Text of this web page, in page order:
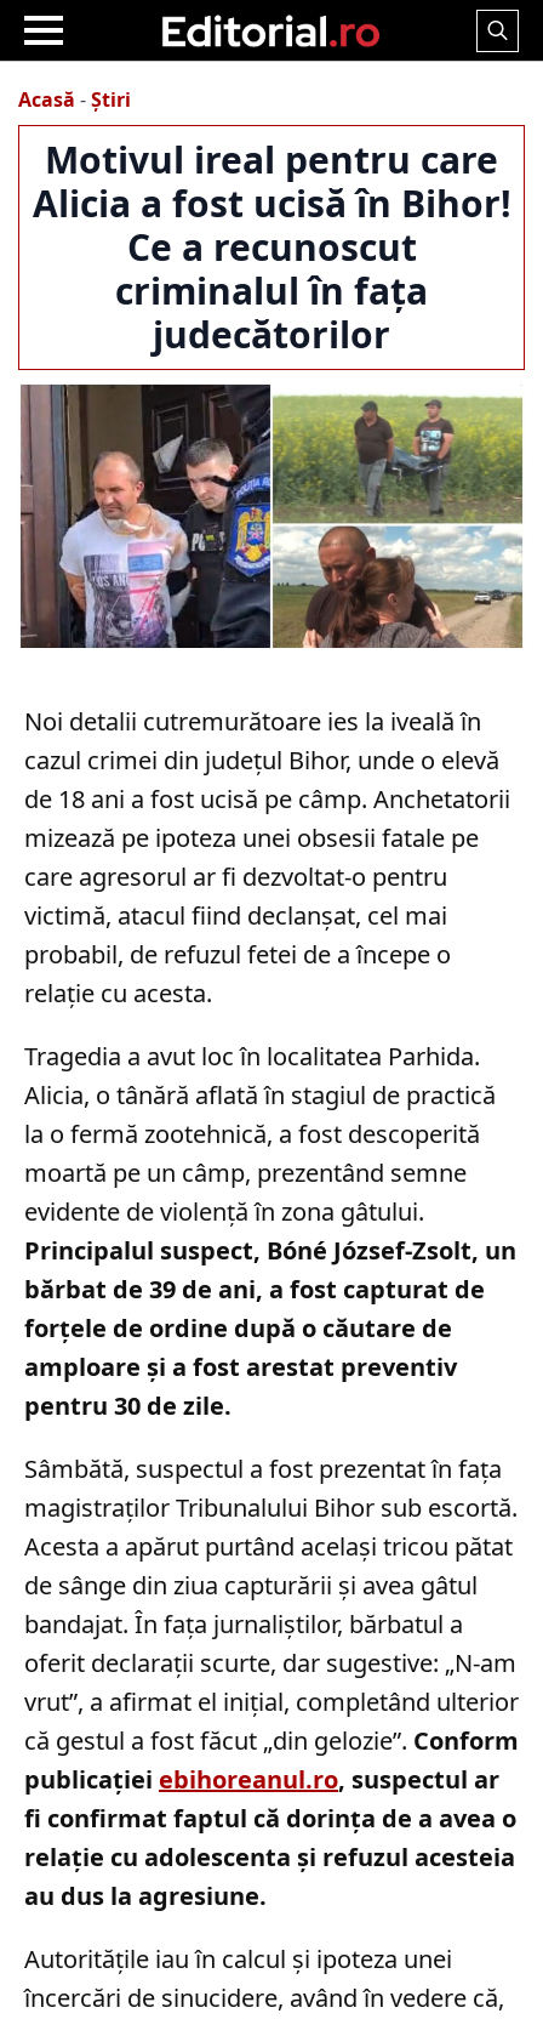
Search
Acasă -Știri
Motivul ireal pentru care
Alicia a fost ucisă în Bihor!
Ce a recunoscut
criminalul în fața
judecătorilor
Noi detalii cutremurătoare ies la iveală în
cazul crimei din județul Bihor, unde o elevă
de 18 ani a fost ucisă pe câmp. Anchetatorii
mizează pe ipoteza unei obsesii fatale pe
care agresorul ar fi dezvoltat-o pentru
victimă, atacul fiind declanșat, cel mai
probabil, de refuzul fetei de a începe o
relație cu acesta.
Tragedia a avut loc în localitatea Parhida.
Alicia, o tânără aflată în stagiul de practică
la o fermă zootehnică, a fost descoperită
moartă pe un câmp, prezentând semne
evidente de violență în zona gâtului.
Principalul suspect, Bóné József-Zsolt, un
bărbat de 39 de ani, a fost capturat de
forțele de ordine după o căutare de
amploare și a fost arestat preventiv
pentru 30 de zile.
Sâmbătă, suspectul a fost prezentat în fața
magistraților Tribunalului Bihor sub escortă.
Acesta a apărut purtând același tricou pătat
de sânge din ziua capturării și avea gâtul
bandajat. În fața jurnaliștilor, bărbatul a
oferit declarații scurte, dar sugestive: „N-am
vrut”, a afirmat el inițial, completând ulterior
că gestul a fost făcut „din gelozie”. Conform
publicației ebihoreanul.ro, suspectul ar
fi confirmat faptul că dorința de a avea o
relație cu adolescenta și refuzul acesteia
au dus la agresiune.
Autoritățile iau în calcul și ipoteza unei
încercări de sinucidere, având în vedere că,